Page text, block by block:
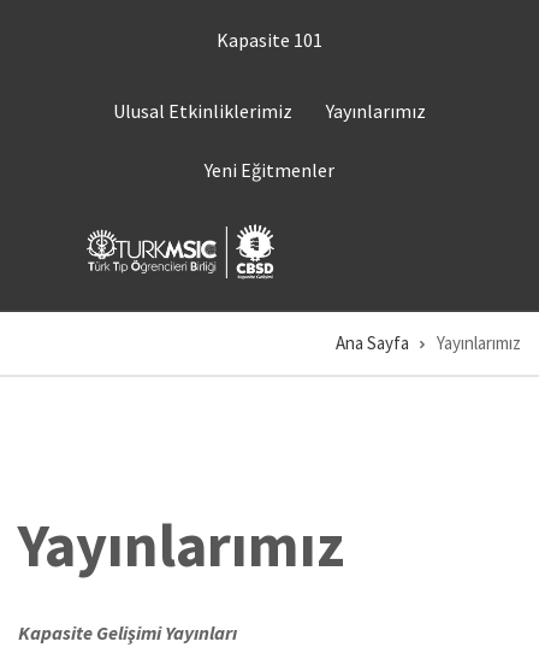
Kapasite 101
Ulusal Etkinliklerimiz Yayınlarımız
Yeni Eğitmenler
Ana Sayfa Yayınlarımız
Yayınlarımız
Kapasite Gelişimi Yayınları